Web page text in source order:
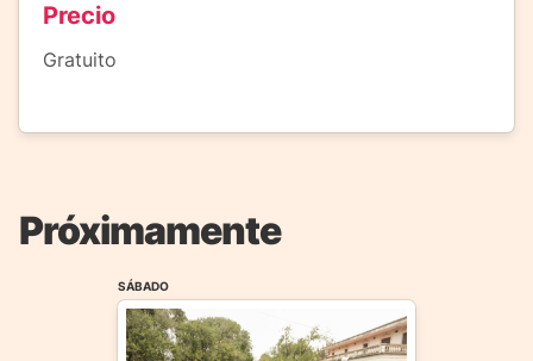
Precio
Gratuito
Próximamente
SÁBADO